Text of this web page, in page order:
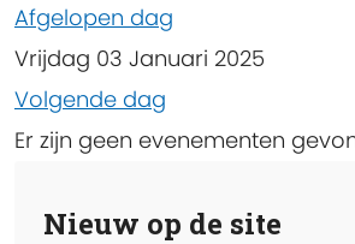
Afgelopen dag
Vrijdag 03 Januari 2025
Volgende dag
Er zijn geen evenementen
Nieuw op de site